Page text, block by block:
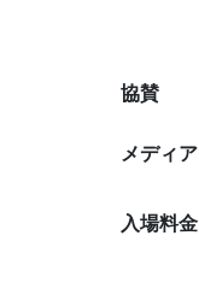
協賛
メディア
入場料金